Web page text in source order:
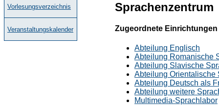
Vorlesungsverzeichnis
Veranstaltungskalender
Sprachenzentrum
Zugeordnete Einrichtungen
Abteilung Englisch
Abteilung Romanische
Abteilung Slavische
Abteilung Orientalische
Abteilung Deutsch als
Abteilung weitere
Multimedia-Sprachlabor